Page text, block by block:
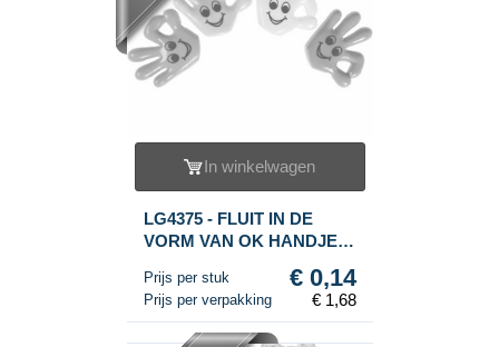
In winkelwagen
LG4375 - FLUIT IN DE
VORM VAN OK HANDJE
Prijs per stuk € 0,14
Prijs per verpakking € 1,68